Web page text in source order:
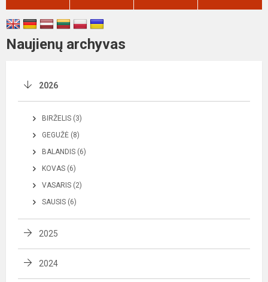
Naujienų archyvas
2026
BIRŽELIS (3)
GEGUŽĖ (8)
BALANDIS (6)
KOVAS (6)
VASARIS (2)
SAUSIS (6)
2025
2024